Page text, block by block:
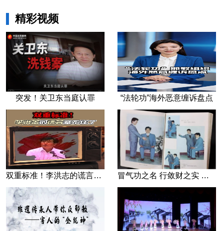
精彩视频
突发！关卫东当庭认罪 “法轮功”海外恶意缠诉盘点
双重标准！李洪志的谎言藏不住了 冒气功之名 行敛财之实 张宏堡义女“小倩”团伙覆灭记